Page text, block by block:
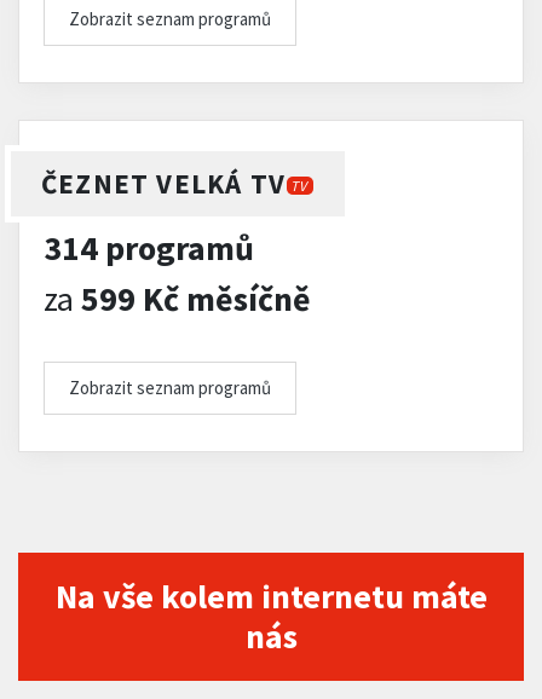
Zobrazit seznam programů
ČEZNET VELKÁ TV TV
314 programů
za 599 Kč měsíčně
Zobrazit seznam programů
Na vše kolem internetu máte
nás